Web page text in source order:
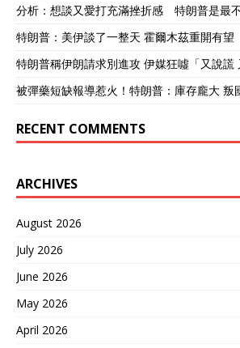
分析：想談又愛打充滿挫折感 特朗普是最
特朗普：美伊談了一整天 霍爾木茲重開有望
特朗普稱伊朗請求別進攻 伊媒狂噓「又說謊
被彈藥短缺報導惹火！特朗普：庫存龐大 叛
RECENT COMMENTS
ARCHIVES
August 2026
July 2026
June 2026
May 2026
April 2026